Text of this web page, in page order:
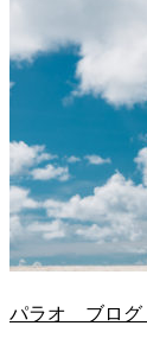
パラオ ブロ